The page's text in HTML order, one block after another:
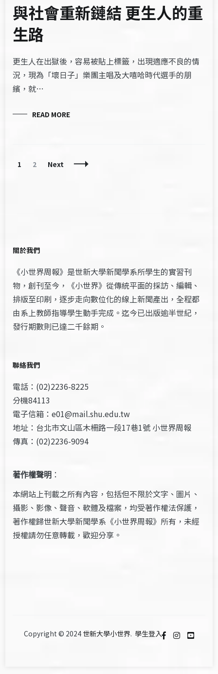
與社會重新鏈結 更生人的重
生路
更生人在出獄後，容易被貼上標籤，出現適應不良的情
況，現為「壞日子」樂團主唱及大嘻哈時代選手的朋
繽，就…
READ MORE
Posts
Page
1 Page
2 Next
關於我們
《小世界周報》是世新大學新聞學系所學生的實習刊
物，創刊至今，《小世界》從傳統平面的採訪、編輯、
排版至印刷，逐步走向數位化的線上新聞產出，全程都
由系上教師指導學生動手完成。迄今已出版逾半世紀，
發行期數則已達二千餘期。
聯絡我們
電話：(02)2236-8225
分機84113
電子信箱：e01@mail.shu.edu.tw
地址：台北市文山區木柵路一段17巷1號 小世界周報
傳真：(02)2236-9094
著作權聲明 ：
本網站上刊載之所有內容，包括但不限於文字、圖片、
攝影、影像、聲音、軟體及檔案，均受著作權法保護，
著作權歸世新大學新聞學系《小世界周報》所有，未經
授權請勿任意轉載，歡迎分享。
Copyright © 2024 世新大學小世界. 學生登入